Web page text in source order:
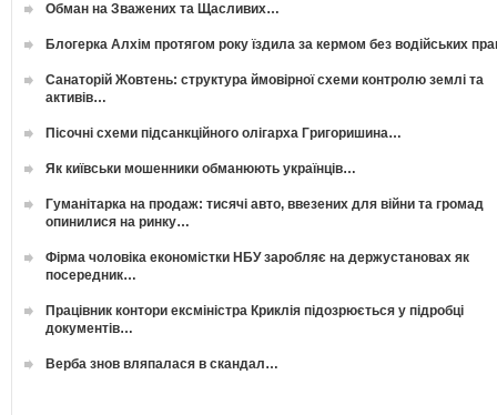
Обман на Зважених та Щасливих…
Блогерка Алхім протягом року їздила за кермом без водійських
Санаторій Жовтень: структура ймовірної схеми контролю землі та
активів…
Пісочні схеми підсанкційного олігарха Григоришина…
Як київськи мошенники обманюють українців…
Гуманітарка на продаж: тисячі авто, ввезених для війни та громад
опинилися на ринку…
Фірма чоловіка економістки НБУ заробляє на держустановах як
посередник…
Працівник контори ексміністра Криклія підозрюється у підробці
документів…
Верба знов вляпалася в скандал…